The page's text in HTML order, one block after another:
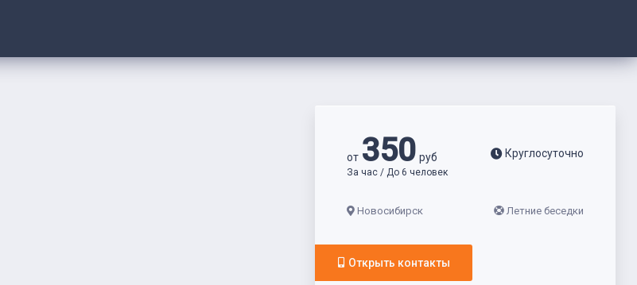
от 350руб
За час / До 6 человек
Круглосуточно
Новосибирск Летние беседки
Открыть контакты